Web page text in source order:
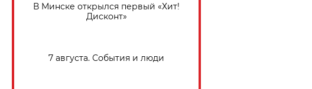
В Минске открылся первый «Хит!
Дисконт»
7 августа. События и люди